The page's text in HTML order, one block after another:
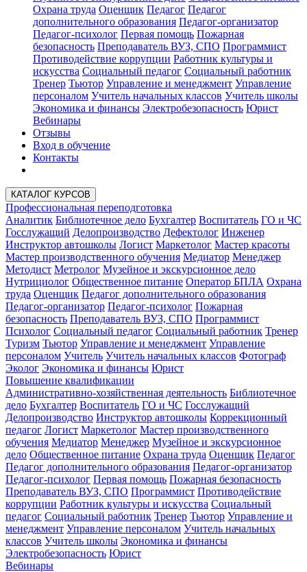
Охрана труда Оценщик Педагог Педагог
дополнительного образования Педагог-организатор
Педагог-психолог Первая помощь Пожарная
безопасность Преподаватель ВУЗ, СПО Программист
Противодействие коррупции Работник культуры и
искусства Социальный педагог Социальный работник
Тренер Тьютор Управление и менеджмент Управление
персоналом Учитель начальных классов Учитель школы
Экономика и финансы Электробезопасность Юрист
Вебинары
Отзывы
Вход в обучение
Контакты
КАТАЛОГ КУРСОВ
Профессиональная переподготовка
Аналитик Библиотечное дело Бухгалтер Воспитатель ГО и ЧС
Госслужащий Делопроизводство Дефектолог Инженер
Инструктор автошколы Логист Маркетолог Мастер красоты
Мастер производственного обучения Медиатор Менеджер
Методист Метролог Музейное и экскурсионное дело
Нутрициолог Общественное питание Оператор БПЛА Охрана
труда Оценщик Педагог дополнительного образования
Педагог-организатор Педагог-психолог Пожарная
безопасность Преподаватель ВУЗ, СПО Программист
Психолог Социальный педагог Социальный работник Тренер
Туризм Тьютор Управление и менеджмент Управление
персоналом Учитель Учитель начальных классов Фотограф
Эколог Экономика и финансы Юрист
Повышение квалификации
Административно-хозяйственная деятельность Библиотечное
дело Бухгалтер Воспитатель ГО и ЧС Госслужащий
Делопроизводство Инструктор автошколы Коррекционный
педагог Логист Маркетолог Мастер производственного
обучения Медиатор Менеджер Музейное и экскурсионное
дело Общественное питание Охрана труда Оценщик Педагог
Педагог дополнительного образования Педагог-организатор
Педагог-психолог Первая помощь Пожарная безопасность
Преподаватель ВУЗ, СПО Программист Противодействие
коррупции Работник культуры и искусства Социальный
педагог Социальный работник Тренер Тьютор Управление и
менеджмент Управление персоналом Учитель начальных
классов Учитель школы Экономика и финансы
Электробезопасность Юрист
Вебинары